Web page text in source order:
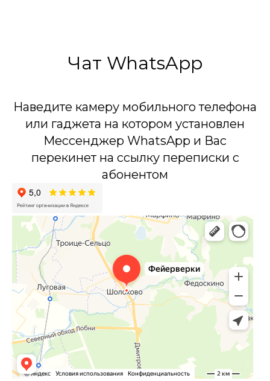
Чат WhatsApp
Наведите камеру мобильного телефона
или гаджета на котором установлен
Мессенджер WhatsApp и Вас
перекинет на ссылку переписки с
абонентом